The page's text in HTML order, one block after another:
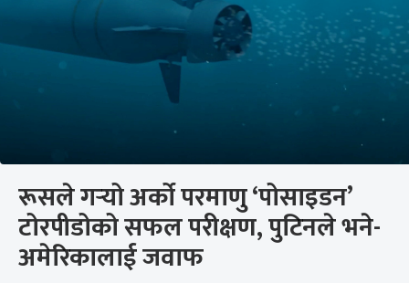
रूसले गर्‍यो अर्को परमाणु ‘पोसाइडन’
टोरपीडोको सफल परीक्षण, पुटिनले भने-
अमेरिकालाई जवाफ